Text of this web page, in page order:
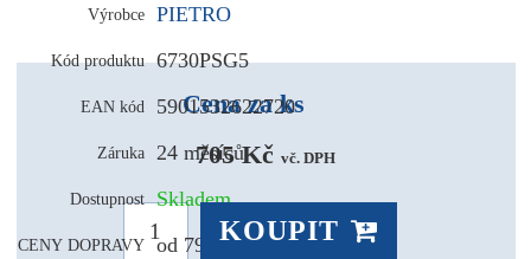
Výrobce PIETRO
Kód produktu 6730PSG5
EAN kód 5901532622720
Záruka 24 měsíců
Dostupnost Skladem
CENY DOPRAVY od 79,- Kč
Cena za ks
705 Kč vč. DPH
KOUPIT